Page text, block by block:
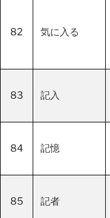
82 気に入る
83 記入
84 記憶
85 記者